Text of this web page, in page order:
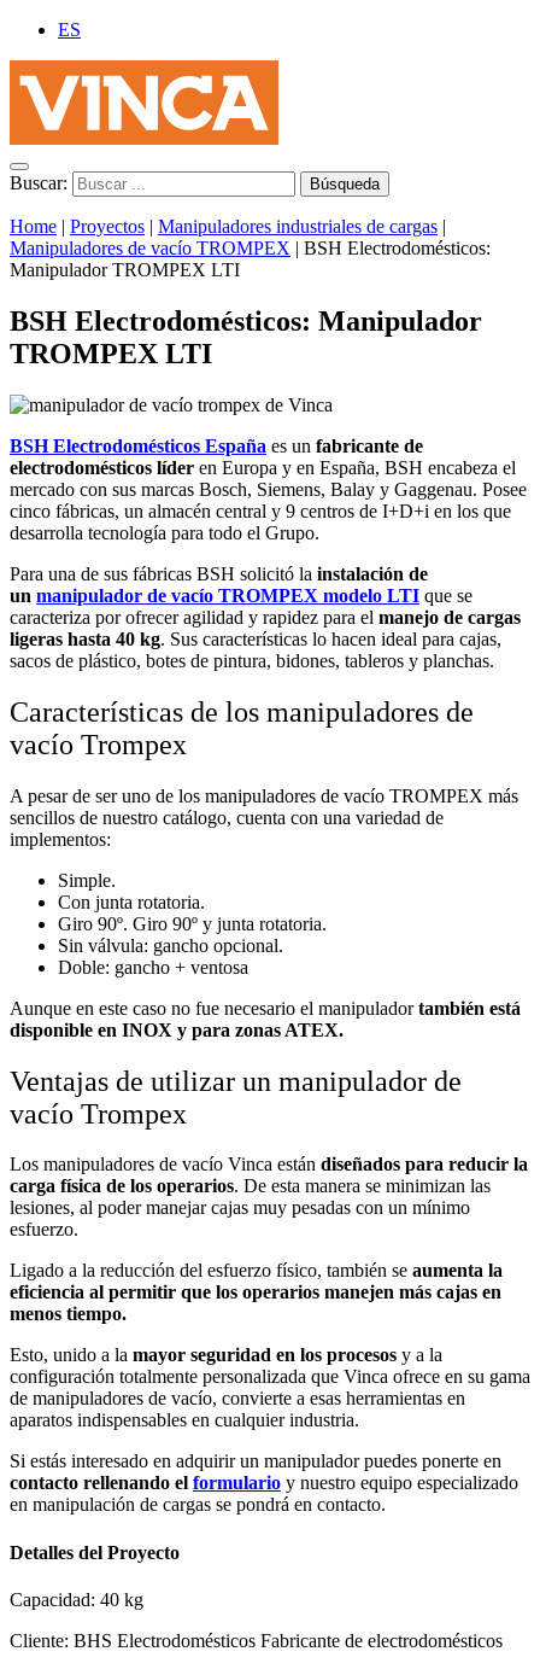
ES
Buscar:
Home | Proyectos | Manipuladores industriales de cargas |
Manipuladores de vacío TROMPEX | BSH Electrodomésticos:
Manipulador TROMPEX LTI
BSH Electrodomésticos: Manipulador
TROMPEX LTI
BSH Electrodomésticos España es un fabricante de
electrodomésticos líder en Europa y en España, BSH encabeza el
mercado con sus marcas Bosch, Siemens, Balay y Gaggenau. Posee
cinco fábricas, un almacén central y 9 centros de I+D+i en los que
desarrolla tecnología para todo el Grupo.
Para una de sus fábricas BSH solicitó la instalación de
un manipulador de vacío TROMPEX modelo LTI que se
caracteriza por ofrecer agilidad y rapidez para el manejo de cargas
ligeras hasta 40 kg. Sus características lo hacen ideal para cajas,
sacos de plástico, botes de pintura, bidones, tableros y planchas.
Características de los manipuladores de
vacío Trompex
A pesar de ser uno de los manipuladores de vacío TROMPEX más
sencillos de nuestro catálogo, cuenta con una variedad de
implementos:
Simple.
Con junta rotatoria.
Giro 90º. Giro 90º y junta rotatoria.
Sin válvula: gancho opcional.
Doble: gancho + ventosa
Aunque en este caso no fue necesario el manipuladortambién está
disponible en INOX y para zonas ATEX.
Ventajas de utilizar un manipulador de
vacío Trompex
Los manipuladores de vacío Vinca están diseñados para reducir la
carga física de los operarios. De esta manera se minimizan las
lesiones, al poder manejar cajas muy pesadas con un mínimo
esfuerzo.
Ligado a la reducción del esfuerzo físico, también se aumenta la
eficiencia al permitir que los operarios manejen más cajas en
menos tiempo.
Esto, unido a la mayor seguridad en los procesos y a la
configuración totalmente personalizada que Vinca ofrece en su gama
de manipuladores de vacío, convierte a esas herramientas en
aparatos indispensables en cualquier industria.
Si estás interesado en adquirir un manipulador puedes ponerte en
contacto rellenando el formulario y nuestro equipo especializado
en manipulación de cargas se pondrá en contacto.
Detalles del Proyecto
Capacidad: 40 kg
Cliente: BHS Electrodomésticos Fabricante de electrodomésticos